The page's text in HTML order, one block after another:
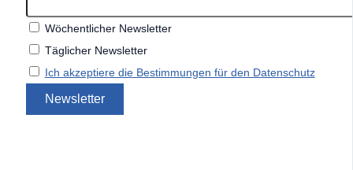
Wöchentlicher Newsletter
Täglicher Newsletter
Ich akzeptiere die Bestimmungen für den Datenschutz